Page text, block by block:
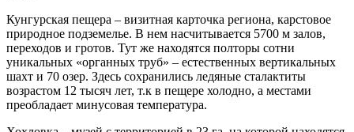
Кунгурская пещера – визитная карточка региона, карстовое
природное подземелье. В нем насчитывается 5700 м залов,
переходов и гротов. Тут же находятся полторы сотни
уникальных «органных труб» – естественных вертикальных
шахт и 70 озер. Здесь сохранились ледяные сталактиты
возрастом 12 тысяч лет, т.к в пещере холодно, а местами
преобладает минусовая температура.